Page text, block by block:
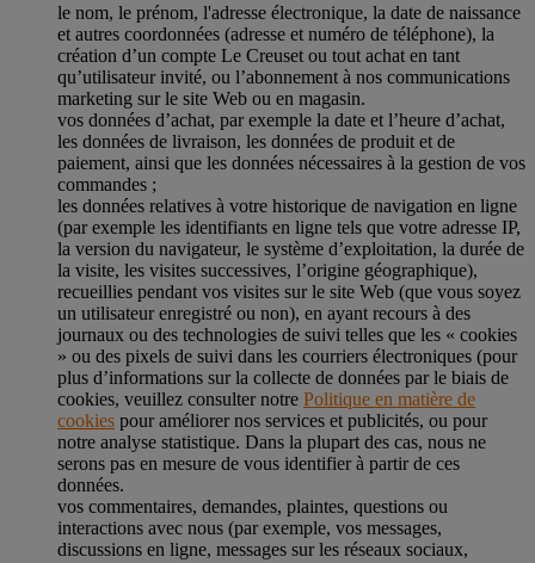
le nom, le prénom, l'adresse électronique, la date de naissance
et autres coordonnées (adresse et numéro de téléphone), la
création d’un compte Le Creuset ou tout achat en tant
qu’utilisateur invité, ou l’abonnement à nos communications
marketing sur le site Web ou en magasin.
vos données d’achat, par exemple la date et l’heure d’achat,
les données de livraison, les données de produit et de
paiement, ainsi que les données nécessaires à la gestion de vos
commandes ;
les données relatives à votre historique de navigation en ligne
(par exemple les identifiants en ligne tels que votre adresse IP,
la version du navigateur, le système d’exploitation, la durée de
la visite, les visites successives, l’origine géographique),
recueillies pendant vos visites sur le site Web (que vous soyez
un utilisateur enregistré ou non), en ayant recours à des
journaux ou des technologies de suivi telles que les « cookies
» ou des pixels de suivi dans les courriers électroniques (pour
plus d’informations sur la collecte de données par le biais de
cookies, veuillez consulter notre Politique en matière de
cookies pour améliorer nos services et publicités, ou pour
notre analyse statistique. Dans la plupart des cas, nous ne
serons pas en mesure de vous identifier à partir de ces
données.
vos commentaires, demandes, plaintes, questions ou
interactions avec nous (par exemple, vos messages,
discussions en ligne, messages sur les réseaux sociaux,